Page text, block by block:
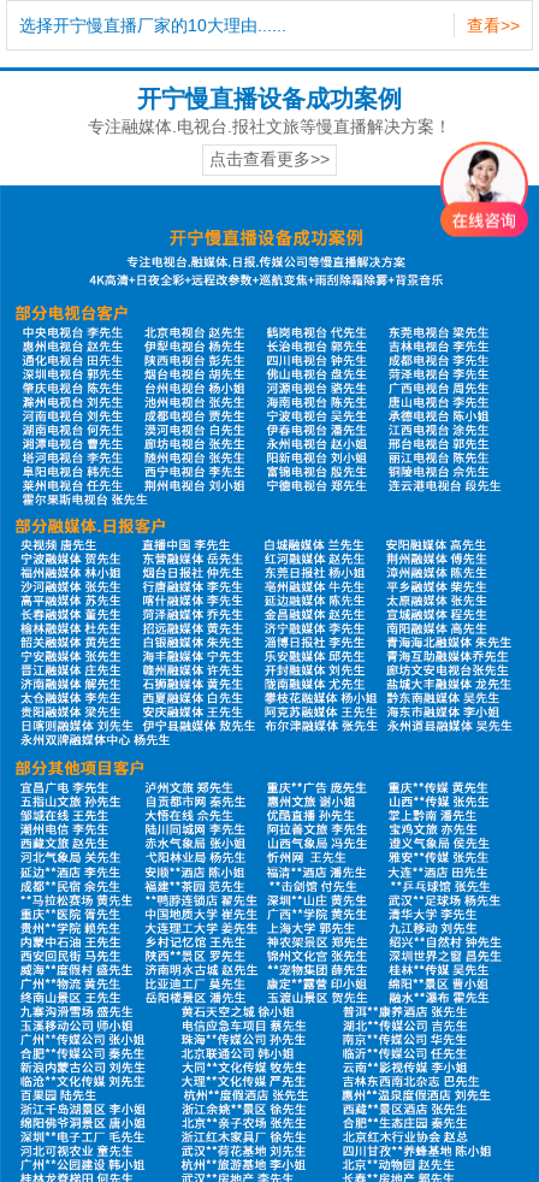
查看>>
选择开宁慢直播厂家的10大理由......
开宁慢直播设备成功案例
专注融媒体.电视台.报社文旅等慢直播解决方案！
点击查看更多>>